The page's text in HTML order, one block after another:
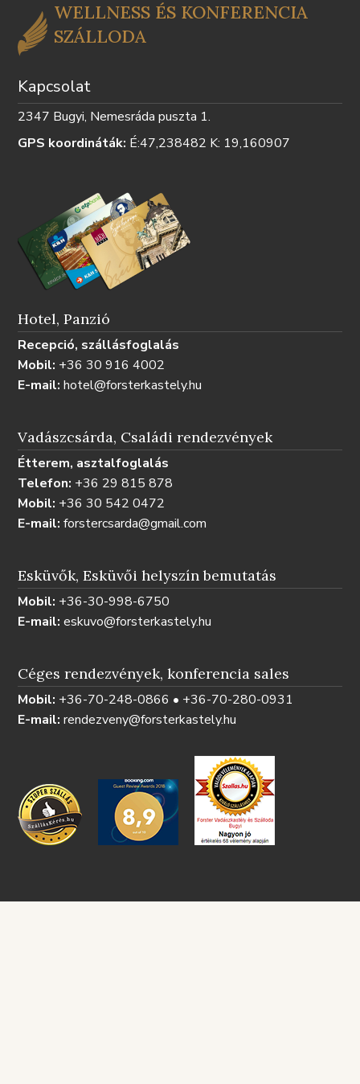
WELLNESS ÉS KONFERENCIA
SZÁLLODA
Kapcsolat
2347 Bugyi, Nemesráda puszta 1.
GPS koordináták: É:47,238482 K: 19,160907
Hotel, Panzió
Recepció, szállásfoglalás
Mobil: +36 30 916 4002
E-mail: hotel@forsterkastely.hu
Vadászcsárda, Családi rendezvények
Étterem, asztalfoglalás
Telefon: +36 29 815 878
Mobil: +36 30 542 0472
E-mail: forstercsarda@gmail.com
Esküvők, Esküvői helyszín bemutatás
Mobil: +36-30-998-6750
E-mail: eskuvo@forsterkastely.hu
Céges rendezvények, konferencia sales
Mobil: +36-70-248-0866 • +36-70-280-0931
E-mail:rendezveny@forsterkastely.hu